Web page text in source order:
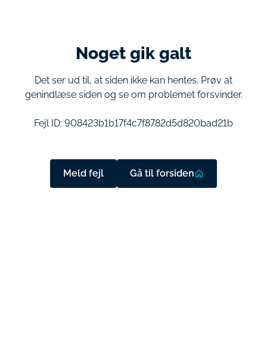
Noget gik galt
Det ser ud til, at siden ikke kan hentes. Prøv at
genindlæse siden og se om problemet forsvinder.
Fejl ID: 908423b1b17f4c7f8782d5d820bad21b
Meld fejl Gå til forsiden